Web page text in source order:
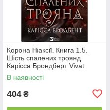
Корона Ніаксії. Книга 1.5.
Шість спалених троянд
Карісса Брондберт Vivat
В наявності
404 ₴